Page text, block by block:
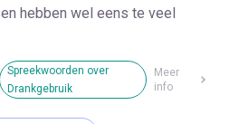
hebben wel eens te veel
Spreekwoorden over
Drankgebruik
Meer
info